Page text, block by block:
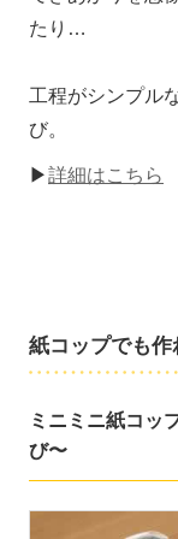
たり…
工程がシンプル
び。
▶詳細はこちら
紙コップでも作
ミニミニ紙コッ
び〜